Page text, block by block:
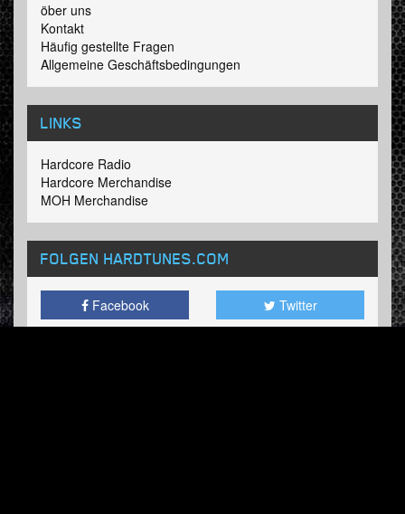
öber uns
Kontakt
Häufig gestellte Fragen
Allgemeine Geschäftsbedingungen
LINKS
Hardcore Radio
Hardcore Merchandise
MOH Merchandise
FOLGEN HARDTUNES.COM
Facebook Twitter